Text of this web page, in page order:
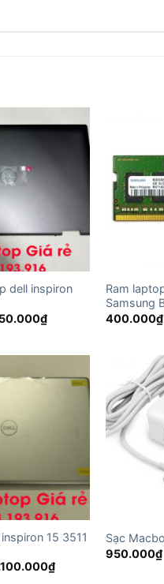
dell inspiron
₫Giá
Ram
Samsung
400.000₫
15 3511
₫Giá
Sạc
950.000₫